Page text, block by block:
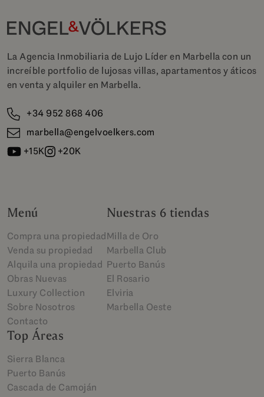
La Agencia Inmobiliaria de Lujo Líder en Marbella con un
increíble portfolio de lujosas villas, apartamentos y áticos
en venta y alquiler en Marbella.
+34 952 868 406
marbella@engelvoelkers.com
+15K
+20K
Menú
Compra una propiedad
Venda su propiedad
Alquila una propiedad
Obras Nuevas
Luxury Collection
Sobre Nosotros
Contacto
Nuestras 6 tiendas
Milla de Oro
Marbella Club
Puerto Banús
El Rosario
Elviria
Marbella Oeste
Top Áreas
Sierra Blanca
Puerto Banús
Cascada de Camoján